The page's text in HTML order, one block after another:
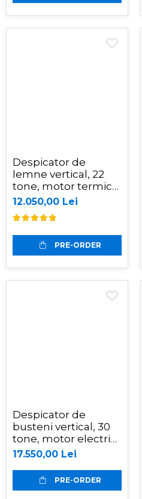
Despicator de
lemne vertical, 22
tone, motor termic
Kohler 6.5 CP,
Jansen HS-22A62
12.050,00 Lei
PRE-ORDER
Despicator de
busteni vertical, 30
tone, motor electric
trifazat/ priza tractor
PTO ,Jansen TS-30K
17.550,00 Lei
PRE-ORDER